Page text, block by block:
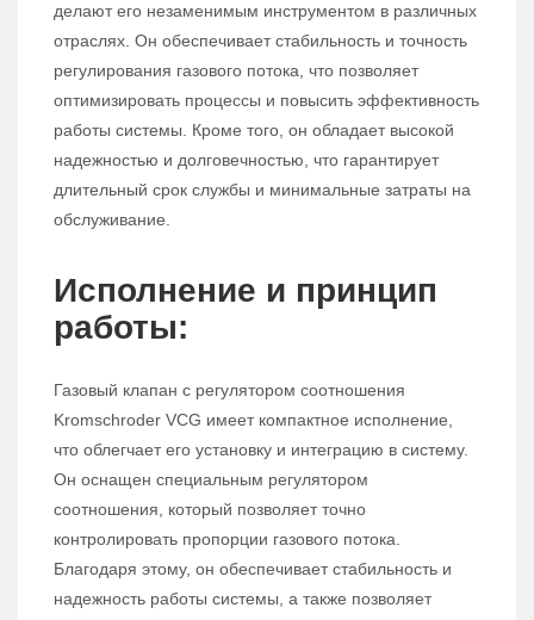
делают его незаменимым инструментом в различных
отраслях. Он обеспечивает стабильность и точность
регулирования газового потока, что позволяет
оптимизировать процессы и повысить эффективность
работы системы. Кроме того, он обладает высокой
надежностью и долговечностью, что гарантирует
длительный срок службы и минимальные затраты на
обслуживание.
Исполнение и принцип
работы:
Газовый клапан с регулятором соотношения
Kromschroder VCG имеет компактное исполнение,
что облегчает его установку и интеграцию в систему.
Он оснащен специальным регулятором
соотношения, который позволяет точно
контролировать пропорции газового потока.
Благодаря этому, он обеспечивает стабильность и
надежность работы системы, а также позволяет